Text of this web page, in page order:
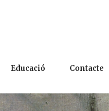
Educació Contacte